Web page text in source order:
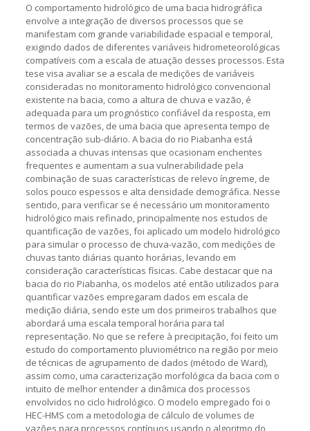
O comportamento hidrológico de uma bacia hidrográfica
envolve a integração de diversos processos que se
manifestam com grande variabilidade espacial e temporal,
exigindo dados de diferentes variáveis hidrometeorológicas
compatíveis com a escala de atuação desses processos. Esta
tese visa avaliar se a escala de medições de variáveis
consideradas no monitoramento hidrológico convencional
existente na bacia, como a altura de chuva e vazão, é
adequada para um prognóstico confiável da resposta, em
termos de vazões, de uma bacia que apresenta tempo de
concentração sub-diário. A bacia do rio Piabanha está
associada a chuvas intensas que ocasionam enchentes
frequentes e aumentam a sua vulnerabilidade pela
combinação de suas características de relevo íngreme, de
solos pouco espessos e alta densidade demográfica. Nesse
sentido, para verificar se é necessário um monitoramento
hidrológico mais refinado, principalmente nos estudos de
quantificação de vazões, foi aplicado um modelo hidrológico
para simular o processo de chuva-vazão, com medições de
chuvas tanto diárias quanto horárias, levando em
consideração características físicas. Cabe destacar que na
bacia do rio Piabanha, os modelos até então utilizados para
quantificar vazões empregaram dados em escala de
medição diária, sendo este um dos primeiros trabalhos que
abordará uma escala temporal horária para tal
representação. No que se refere à precipitação, foi feito um
estudo do comportamento pluviométrico na região por meio
de técnicas de agrupamento de dados (método de Ward),
assim como, uma caracterização morfológica da bacia com o
intuito de melhor entender a dinâmica dos processos
envolvidos no ciclo hidrológico. O modelo empregado foi o
HEC-HMS com a metodologia de cálculo de volumes de
vazões para processos contínuos usando o algoritmo do